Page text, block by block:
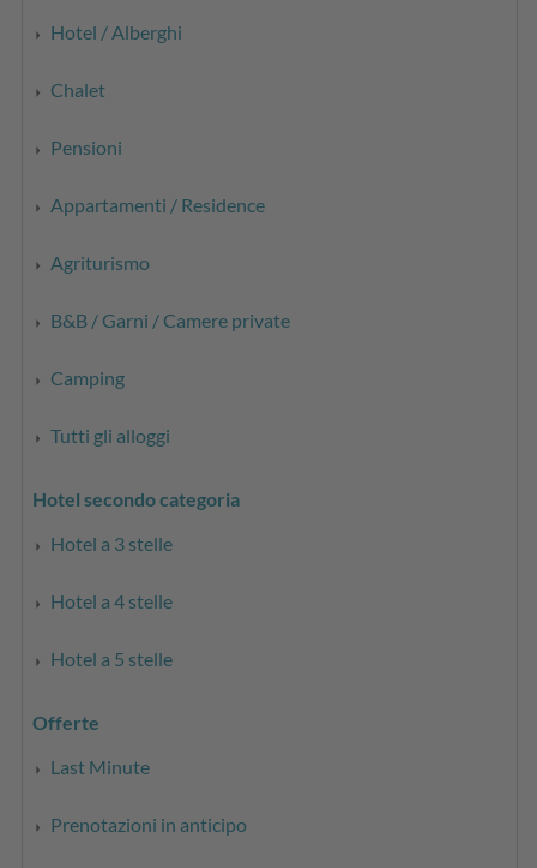
Hotel / Alberghi
Chalet
Pensioni
Appartamenti / Residence
Agriturismo
B&B / Garni / Camere private
Camping
Tutti gli alloggi
Hotel secondo categoria
Hotel a 3 stelle
Hotel a 4 stelle
Hotel a 5 stelle
Offerte
Last Minute
Prenotazioni in anticipo